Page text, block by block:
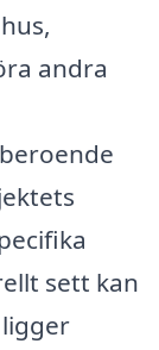
andra
sett kan